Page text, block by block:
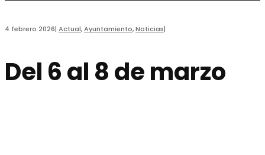
4 febrero 2026| Actual,Ayuntamiento,Noticias|
Del 6 al 8 de marzo